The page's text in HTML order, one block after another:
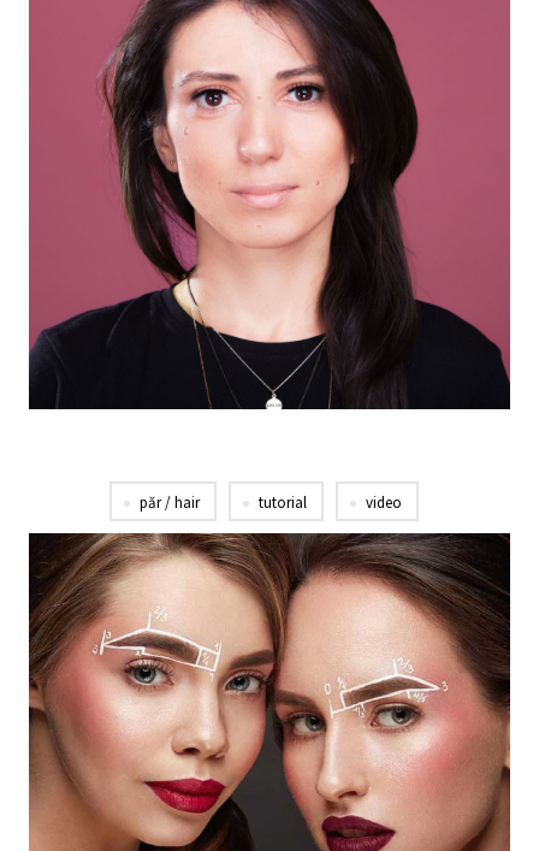
păr / hair tutorial video